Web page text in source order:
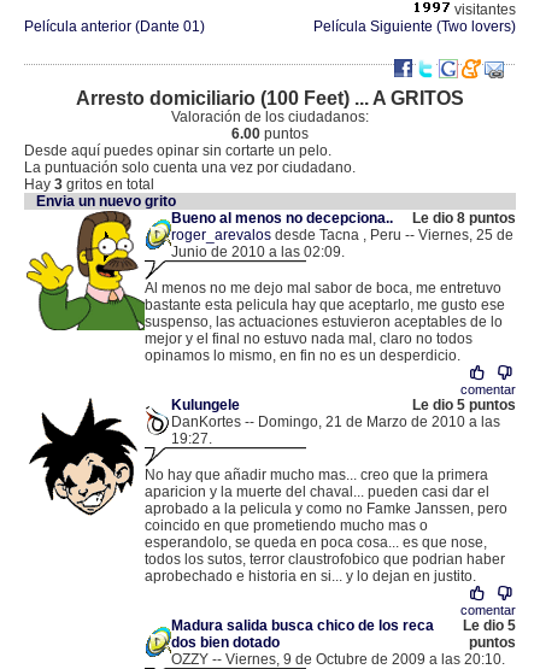
visitantes
Película anterior (Dante 01)
Película Siguiente (Two lovers)
Arresto domiciliario (100 Feet) ... A GRITOS
Valoración de los ciudadanos:
6.00 puntos
Desde aquí puedes opinar sin cortarte un pelo.
La puntuación solo cuenta una vez por ciudadano.
Hay 3 gritos en total
Envia un nuevo grito
Bueno al menos no decepciona..
Le dio 8 puntos
roger_arevalos desde Tacna , Peru -- Viernes, 25 de
Junio de 2010 a las 02:09.
Al menos no me dejo mal sabor de boca, me entretuvo
bastante esta pelicula hay que aceptarlo, me gusto ese
suspenso, las actuaciones estuvieron aceptables de lo
mejor y el final no estuvo nada mal, claro no todos
opinamos lo mismo, en fin no es un desperdicio.
comentar
Kulungele
Le dio 5 puntos
DanKortes -- Domingo, 21 de Marzo de 2010 a las
19:27.
No hay que añadir mucho mas... creo que la primera
aparicion y la muerte del chaval... pueden casi dar el
aprobado a la pelicula y como no Famke Janssen, pero
coincido en que prometiendo mucho mas o
esperandolo, se queda en poca cosa... es que nose,
todos los sutos, terror claustrofobico que podrian haber
aprobechado e historia en si... y lo dejan en justito.
comentar
Madura salida busca chico de los reca
dos bien dotado
Le dio 5
puntos
OZZY -- Viernes, 9 de Octubre de 2009 a las 20:10.